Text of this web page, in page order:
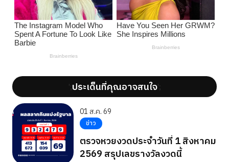
';ประเด็นที่คุณอาจสนใจ';
01 ส.ค. 69
ข่าว
ตรวจหวยงวดประจำวันที่ 1 สิงหาคม
2569 สรุปเลขรางวัลงวดนี้